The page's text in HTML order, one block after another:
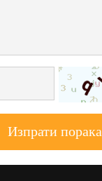
Изпрати порака